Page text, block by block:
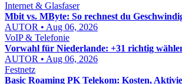
Internet & Glasfaser
Mbit vs. MByte: So rechnest du
AUTOR • Aug 06, 2026
VoIP & Telefonie
Vorwahl für Niederlande: +31 richtig
AUTOR • Aug 06, 2026
Festnetz
Basic Roaming PK Telekom: Kosten,